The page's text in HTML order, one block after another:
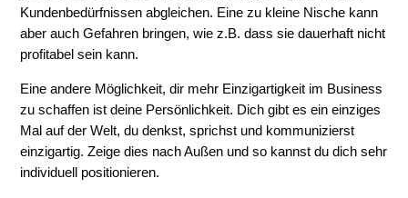
Kundenbedürfnissen abgleichen. Eine zu kleine Nische kann
aber auch Gefahren bringen, wie z.B. dass sie dauerhaft nicht
profitabel sein kann.
Eine andere Möglichkeit, dir mehr Einzigartigkeit im Business
zu schaffen ist deine Persönlichkeit. Dich gibt es ein einziges
Mal auf der Welt, du denkst, sprichst und kommunizierst
einzigartig. Zeige dies nach Außen und so kannst du dich sehr
individuell positionieren.